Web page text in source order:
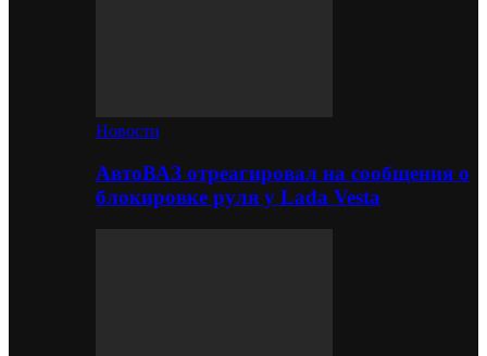
Новости
АвтоВАЗ отреагировал на сообщения о
блокировке руля у Lada Vesta